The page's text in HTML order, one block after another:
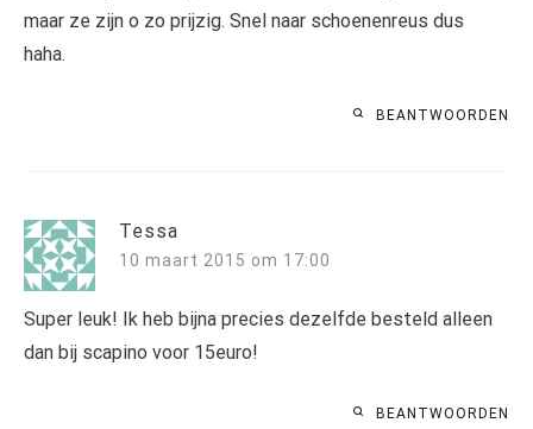
maar ze zijn o zo prijzig. Snel naar schoenenreus dus
haha.
BEANTWOORDEN
Tessa
10 maart 2015 om 17:00
Super leuk! Ik heb bijna precies dezelfde besteld alleen
dan bij scapino voor 15euro!
BEANTWOORDEN